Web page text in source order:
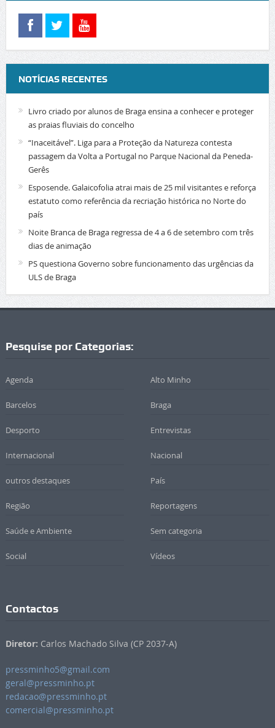
NOTÍCIAS RECENTES
Livro criado por alunos de Braga ensina a conhecer e proteger
as praias fluviais do concelho
“Inaceitável”. Liga para a Proteção da Natureza contesta
passagem da Volta a Portugal no Parque Nacional da Peneda-
Gerês
Esposende. Galaicofolia atrai mais de 25 mil visitantes e reforça
estatuto como referência da recriação histórica no Norte do
país
Noite Branca de Braga regressa de 4 a 6 de setembro com três
dias de animação
PS questiona Governo sobre funcionamento das urgências da
ULS de Braga
Pesquise por Categorias:
Agenda Alto Minho
Barcelos Braga
Desporto Entrevistas
Internacional Nacional
outros destaques País
Região Reportagens
Saúde e Ambiente Sem categoria
Social Vídeos
Contactos
Diretor: Carlos Machado Silva (CP 2037-A)
pressminho5@gmail.com
geral@pressminho.pt
redacao@pressminho.pt
comercial@pressminho.pt